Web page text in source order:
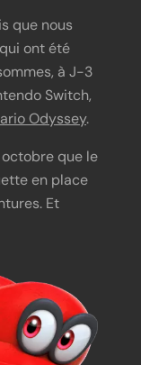
que nous
ont été
à J-3
Switch,
Odyssey.
que le
en place
Et